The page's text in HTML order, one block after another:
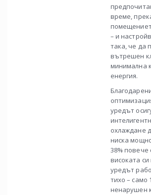
време,
– и
така, че да
вътрешен
минимална
енергия.
уредът
охлаждане
ниска
38% повече
високата
уредът
тихо – само
ненарушен